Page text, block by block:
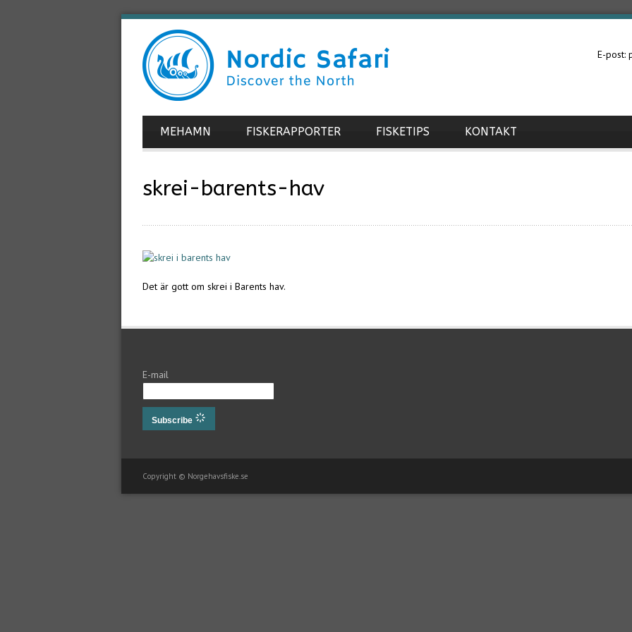
E-post:
MEHAMN FISKERAPPORTER FISKETIPS KONTAKT
skrei-barents-hav
Det är gott om skrei i Barents hav.
E-mail
Subscribe
Copyright © Norgehavsfiske.se